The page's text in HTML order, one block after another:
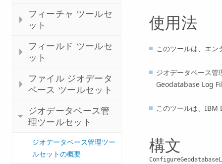
フィーチャ ツールセ
ット
フィールド ツールセ
ット
ファイル ジオデータ
ベース ツールセット
ジオデータベース管
理ツールセット
ジオデータベース管理ツー
ルセットの概要
使用法
このツールは、エ
ジオデータベース管
Geodatabase Log
このツールは、IBM
構文